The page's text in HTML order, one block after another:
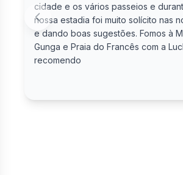
cidade e os vários passeios e
nossa estadia foi muito solícito nas
e dando boas sugestões. Fomos à
Gunga e Praia do Francês com a
recomendo